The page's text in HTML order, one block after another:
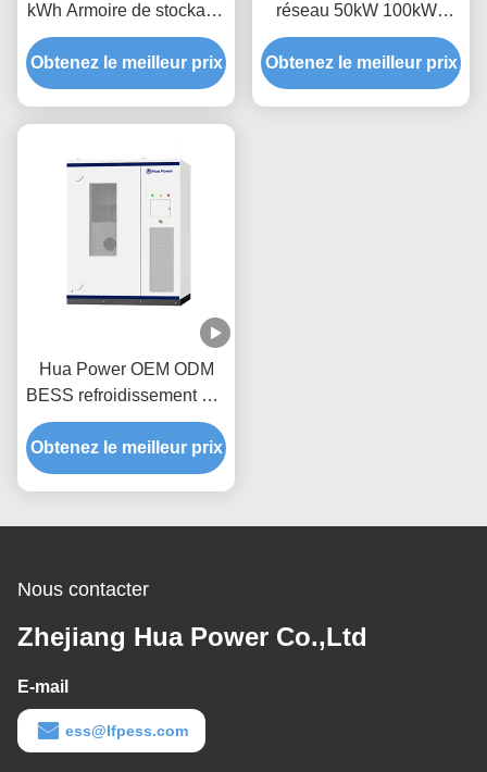
kWh Armoire de stockage
hybride de l'énergie sur-
grille hors-grille Système
de stockage industriel à
Obtenez le meilleur prix
réseau 50kW 100kWh
0,5CP Refroidissement
par air 6000 cycles
Systèmes de stockage
Obtenez le meilleur prix
Hua Power OEM ODM
BESS refroidissement par
air 100kW/215kWh
Système de récipient de
stockage d'énergie avec
215,04KWh et une
Obtenez le meilleur prix
Nous contacter
Zhejiang Hua Power Co.,Ltd
E-mail
ess@lfpess.com